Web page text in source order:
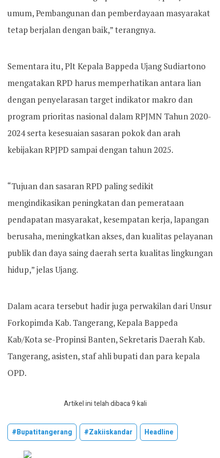
umum, Pembangunan dan pemberdayaan masyarakat
tetap berjalan dengan baik,” terangnya.
Sementara itu, Plt Kepala Bappeda Ujang Sudiartono
mengatakan RPD harus memperhatikan antara lian
dengan penyelarasan target indikator makro dan
program prioritas nasional dalam RPJMN Tahun 2020-
2024 serta kesesuaian sasaran pokok dan arah
kebijakan RPJPD sampai dengan tahun 2025.
“Tujuan dan sasaran RPD paling sedikit
mengindikasikan peningkatan dan pemerataan
pendapatan masyarakat, kesempatan kerja, lapangan
berusaha, meningkatkan akses, dan kualitas pelayanan
publik dan daya saing daerah serta kualitas lingkungan
hidup,” jelas Ujang.
Dalam acara tersebut hadir juga perwakilan dari Unsur
Forkopimda Kab. Tangerang, Kepala Bappeda
Kab/Kota se-Propinsi Banten, Sekretaris Daerah Kab.
Tangerang, asisten, staf ahli bupati dan para kepala
OPD.
Artikel ini telah dibaca 9 kali
#bupatitangerang #zakiiskandar Headline